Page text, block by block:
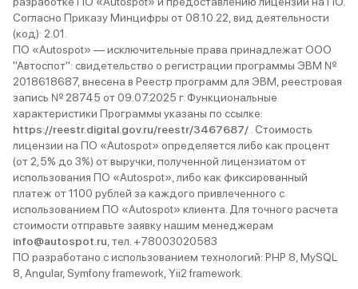
Согласно Приказу Минцифры от 08.10.22, вид деятельности
(код): 2.01.
ПО «Autospot» — исключительные права принадлежат ООО
"Автоспот": свидетельство о регистрации программы ЭВМ №
2018618687, внесена в Реестр программ для ЭВМ, реестровая
запись № 28745 от 09.07.2025 г. Функциональные
характеристики Программы указаны по ссылке:
https://reestr.digital.gov.ru/reestr/3467687/ . Стоимость
лицензии на ПО «Autospot» определяется либо как процент
(от 2,5% до 3%) от выручки, полученной лицензиатом от
использования ПО «Autospot», либо как фиксированный
платеж от 1100 рублей за каждого привлеченного с
использованием ПО «Autospot» клиента. Для точного расчета
стоимости отправьте заявку нашим менеджерам
info@autospot.ru , тел. +78003020583
ПО разработано с использованием технологий: PHP 8, MySQL
8, Angular, Symfony framework, Yii2 framework.